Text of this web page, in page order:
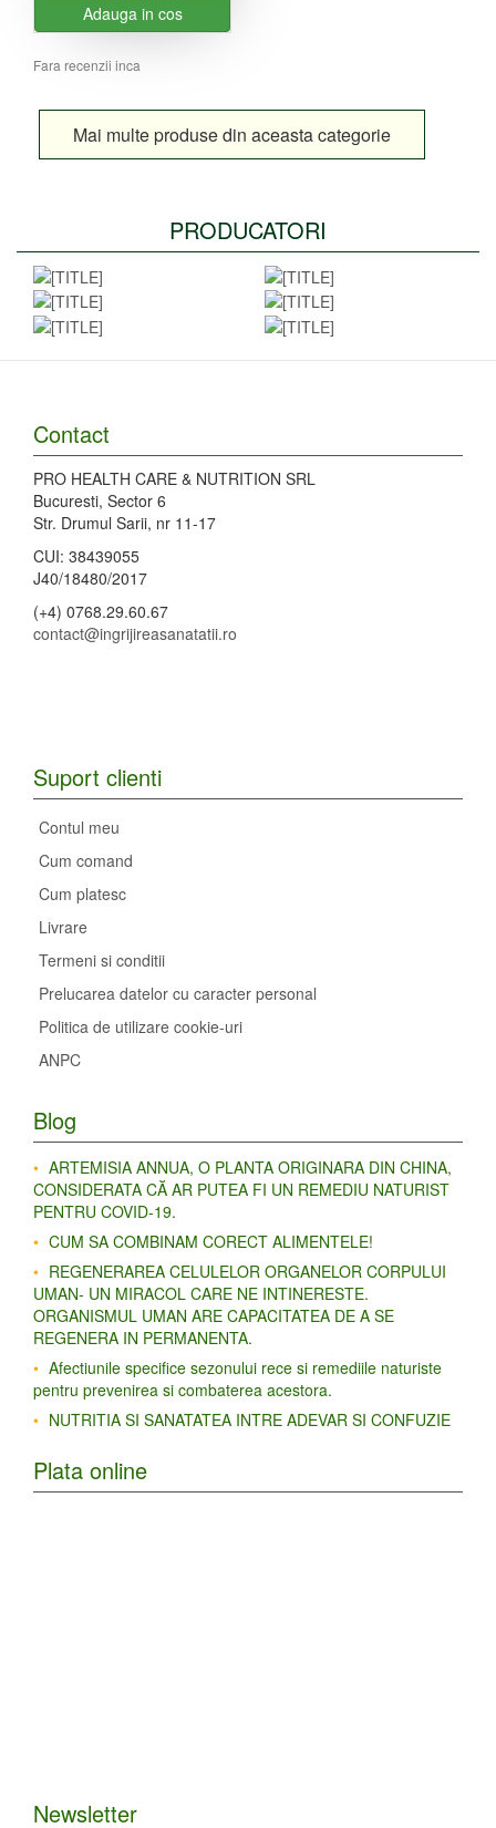
Adauga in cos
Fara recenzii inca
Mai multe produse din aceasta categorie
PRODUCATORI
Contact
PRO HEALTH CARE & NUTRITION SRL
Bucuresti, Sector 6
Str. Drumul Sarii, nr 11-17
CUI: 38439055
J40/18480/2017
(+4) 0768.29.60.67
contact@ingrijireasanatatii.ro
Suport clienti
Contul meu
Cum comand
Cum platesc
Livrare
Termeni si conditii
Prelucarea datelor cu caracter personal
Politica de utilizare cookie-uri
ANPC
Blog
ARTEMISIA ANNUA, O PLANTA ORIGINARA DIN CHINA,
CONSIDERATA CĂ AR PUTEA FI UN REMEDIU NATURIST
PENTRU COVID-19.
CUM SA COMBINAM CORECT ALIMENTELE!
REGENERAREA CELULELOR ORGANELOR CORPULUI
UMAN- UN MIRACOL CARE NE INTINERESTE.
ORGANISMUL UMAN ARE CAPACITATEA DE A SE
REGENERA IN PERMANENTA.
Afectiunile specifice sezonului rece si remediile naturiste
pentru prevenirea si combaterea acestora.
NUTRITIA SI SANATATEA INTRE ADEVAR SI CONFUZIE
Plata online
Newsletter